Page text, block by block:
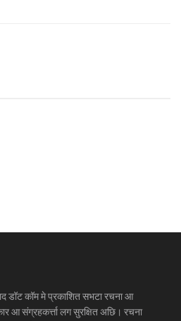
डॉट कॉम मे प्रकाशित सभटा रचना आ
आ संग्रहकर्त्ता लग सुरक्षित अछि। रचना